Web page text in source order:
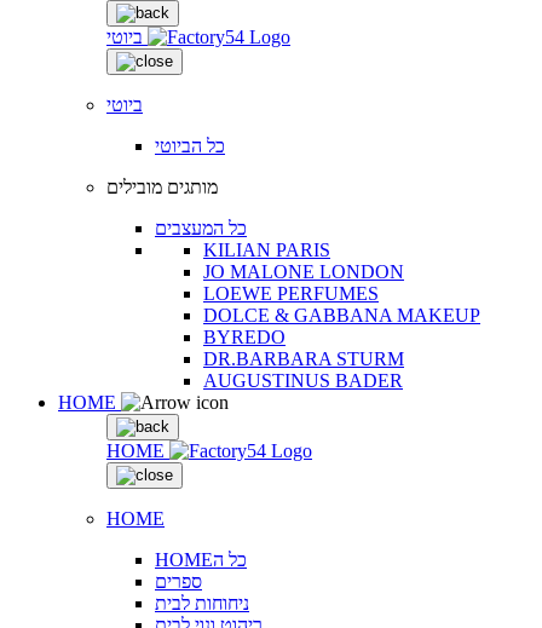
ביוטי
ביוטי
כל הביוטי
מותגים מובילים
כל המעצבים
KILIAN PARIS
JO MALONE LONDON
LOEWE PERFUMES
DOLCE & GABBANA MAKEUP
BYREDO
DR.BARBARA STURM
AUGUSTINUS BADER
HOME
HOME
HOME
HOMEכל ה
ספרים
ניחוחות לבית